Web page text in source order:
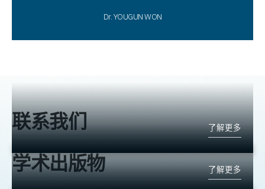
Dr. YOUGUN WON
联系我们 了解更多
学术出版物 了解更多